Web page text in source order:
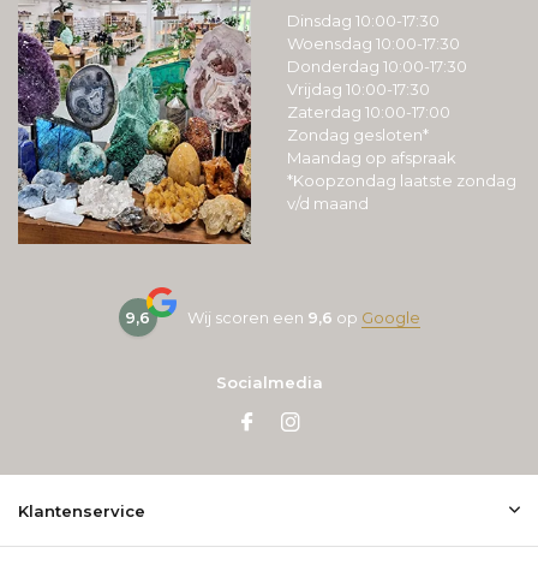
Dinsdag 10:00-17:30
Woensdag 10:00-17:30
Donderdag 10:00-17:30
Vrijdag 10:00-17:30
Zaterdag 10:00-17:00
Zondag gesloten*
Maandag op afspraak
*Koopzondag laatste zondag
v/d maand
9,6 Wij scoren een 9,6 op Google
Socialmedia
Klantenservice